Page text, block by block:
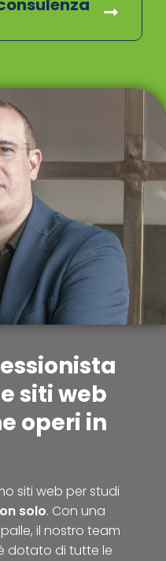
siti web
operi in
siti web per studi
solo. Con una
il nostro team
dotato di tutte le